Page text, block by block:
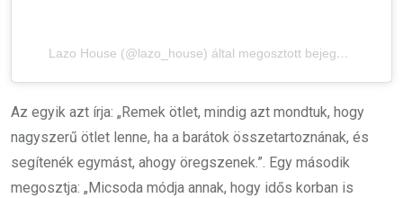
Lazo House (@lazo_house) által megosztott bejegyzés
Az egyik azt írja: „Remek ötlet, mindig azt mondtuk, hogy
nagyszerű ötlet lenne, ha a barátok összetartoznának, és
segítenék egymást, ahogy öregszenek.”. Egy második
megosztja: „Micsoda módja annak, hogy idős korban is